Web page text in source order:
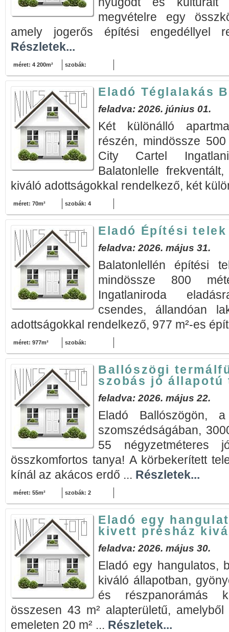
megvételre egy
amely jogerős építési engedéllyel
Részletek...
méret: 4 200m² szobák:
Eladó Téglalakás
feladva: 2026. június 01.
Két különálló
részén, mindössze
City Cartel
Balatonlelle
kiváló adottságokkal rendelkező, két
méret: 70m² szobák: 4
Eladó Építési
feladva: 2026. május 31.
Balatonlellén építési
mindössze 800
Ingatlaniroda
csendes, állandóan
adottságokkal rendelkező, 977 m²-es
méret: 977m² szobák:
Ballószögi
szobás jó állapotú
feladva: 2026. május 22.
Eladó Ballószögön,
szomszédságában,
55 négyzetméteres
összkomfortos tanya! A körbekerített
kínál az akácos erdő ... Részletek...
méret: 55m² szobák: 2
Eladó egy
kivett présház
feladva: 2026. május 30.
Eladó egy hangulatos,
kiváló állapotban,
és részpanorámás
összesen 43 m² alapterületű,
emeleten 20 m² ... Részletek...